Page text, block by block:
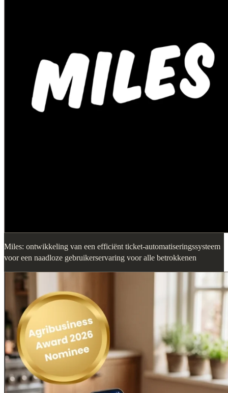
Miles: ontwikkeling van een efficiënt ticket-automatiseringssysteem
voor een naadloze gebruikerservaring voor alle betrokkenen